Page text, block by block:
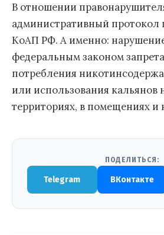
В отношении
административный протокол
КоАП РФ. А именно:
федеральным законом
потребления
или использования кальянов
территориях, в помещениях и
ПОДЕЛИТЬСЯ:
Telegram ВКонтакте